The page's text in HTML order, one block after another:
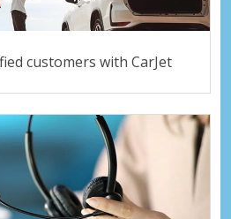
customers with CarJet